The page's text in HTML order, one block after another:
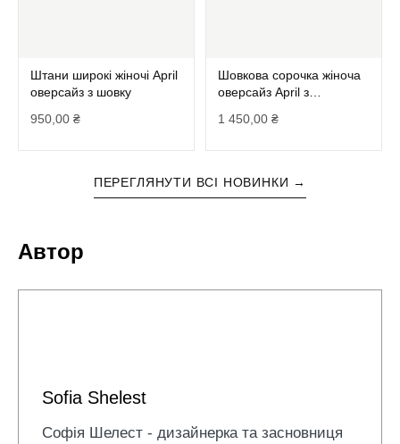
Штани широкі жіночі April
оверсайз з шовку
950,00 ₴
Шовкова сорочка жіноча
оверсайз April з
1 450,00₴
ПЕРЕГЛЯНУТИ ВСІ НОВИНКИ →
Автор
Sofia Shelest
Софія Шелест - дизайнерка та засновниця